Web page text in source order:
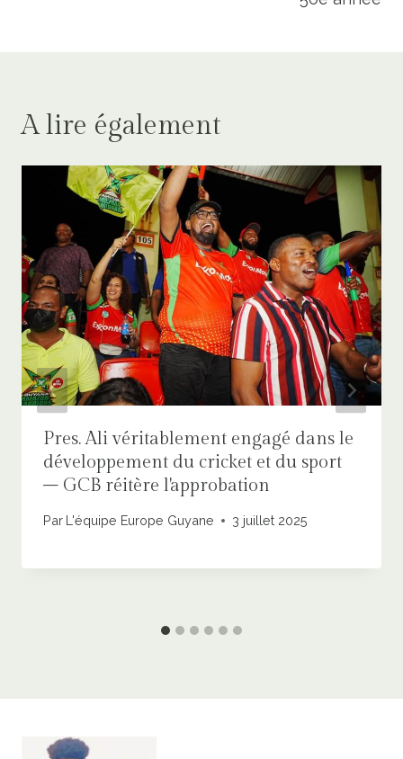
A lire également
Pres. Ali véritablement engagé dans le
développement du cricket et du sport
– GCB réitère l'approbation
Par L'équipe Europe Guyane 3 juillet 2025